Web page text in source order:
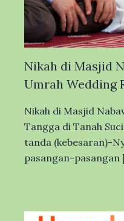
Nikah di Masjid
Umrah Wedding
Nikah di Masjid
Tangga di Tanah
tanda (kebesaran)-
pasangan-pasangan